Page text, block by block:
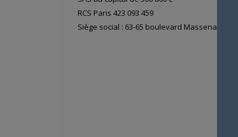
RCS Paris 423 093 459
Siège social : 63-65 boulevard Massena —